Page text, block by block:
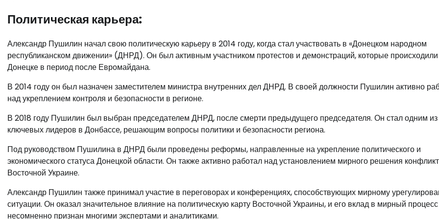
Политическая карьера:
Александр Пушилин начал свою политическую карьеру в 2014 году, когда стал участвовать в «Донецком народном
республиканском движении» (ДНРД). Он был активным участником протестов и демонстраций, которые
Донецке в период после Евромайдана.
В 2014 году он был назначен заместителем министра внутренних дел ДНРД. В своей должности Пушилин активно
над укреплением контроля и безопасности в регионе.
В 2018 году Пушилин был выбран председателем ДНРД, после смерти предыдущего председателя. Он стал одним из
ключевых лидеров в Донбассе, решающим вопросы политики и безопасности региона.
Под руководством Пушилина в ДНРД были проведены реформы, направленные на укрепление политического и
экономического статуса Донецкой области. Он также активно работал над установлением мирного решения
Восточной Украине.
Александр Пушилин также принимал участие в переговорах и конференциях, способствующих мирному
ситуации. Он оказал значительное влияние на политическую карту Восточной Украины, и его вклад в мирный процесс
несомненно признан многими экспертами и аналитиками.